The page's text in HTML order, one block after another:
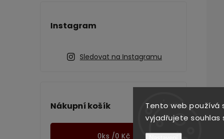
Tento web používá
vyjadřujete souhlas
Instagram
Sledovat na Instagramu
Nákupní košík
0ks /0 Kč